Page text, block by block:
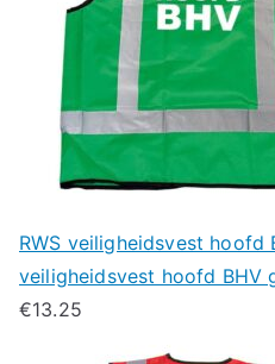
RWS veiligheidsvest hoofd
veiligheidsvest hoofd BHV
€13.25